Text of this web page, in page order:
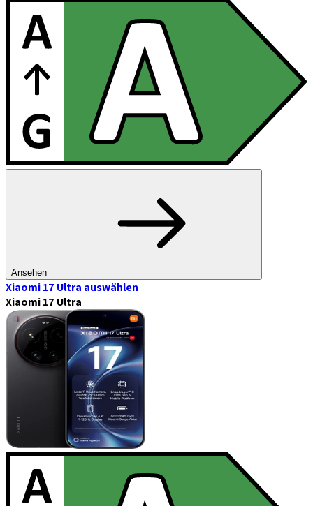
Ansehen
Xiaomi 17 Ultra auswählen
Xiaomi 17 Ultra